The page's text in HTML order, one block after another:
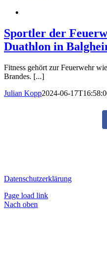
Sportler der
Duathlon in
Fitness gehört zur Feuerwehr
Brandes. [...]
Julian Kopp2024-06-
Datenschutzerklärung
Page load link
Nach oben